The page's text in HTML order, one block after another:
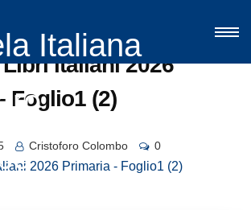
italiani 2026
Foglio1 (2)
Cristoforo Colombo 0
2026 Primaria - Foglio1 (2)